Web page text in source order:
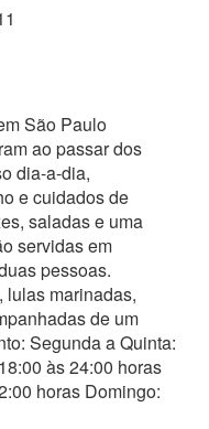
São Paulo
ao passar dos
dia-a-dia,
e cuidados de
saladas e uma
servidas em
pessoas.
lulas marinadas,
de um
Segunda a Quinta:
às 24:00 horas
horas Domingo: